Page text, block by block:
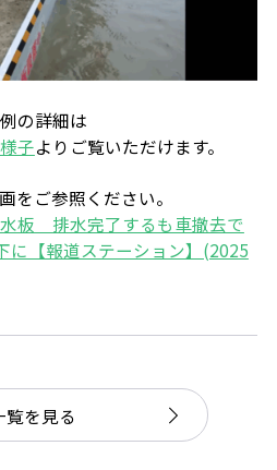
の詳細は
子よりご覧いただけます。
をご参照ください。
板 排水完了するも車撤去で
【報道ステーション】(2025
覧を見る